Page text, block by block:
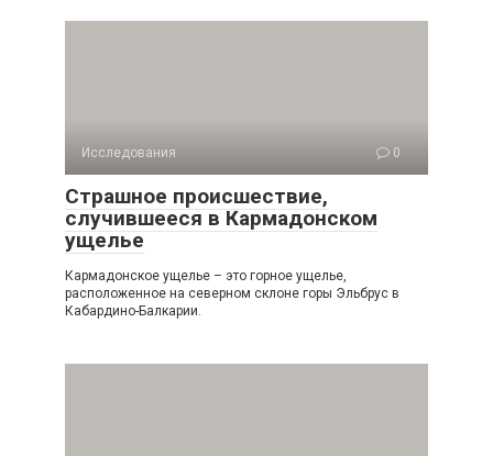
Исследования 0
Страшное происшествие,
случившееся в Кармадонском
ущелье
Кармадонское ущелье – это горное ущелье,
расположенное на северном склоне горы Эльбрус в
Кабардино-Балкарии.